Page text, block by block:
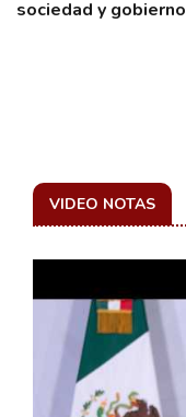
sociedad y gobierno
VIDEO NOTAS